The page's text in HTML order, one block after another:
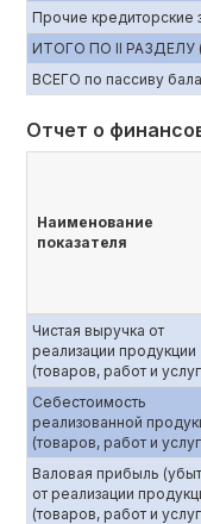
Прочие кредиторские
ИТОГО ПО II РАЗДЕЛУ
ВСЕГО по пассиву
Отчет о
Наименование
показателя
Чистая выручка от
реализации продукции
(товаров, работ и
Себестоимость
реализованной
(товаров, работ и
Валовая прибыль
от реализации
(товаров, работ и